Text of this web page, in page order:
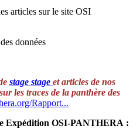
articles sur le site OSI
données
stage stage et articles de nos
les traces de la panthère des
Rapport...
Expédition OSI-PANTHERA :